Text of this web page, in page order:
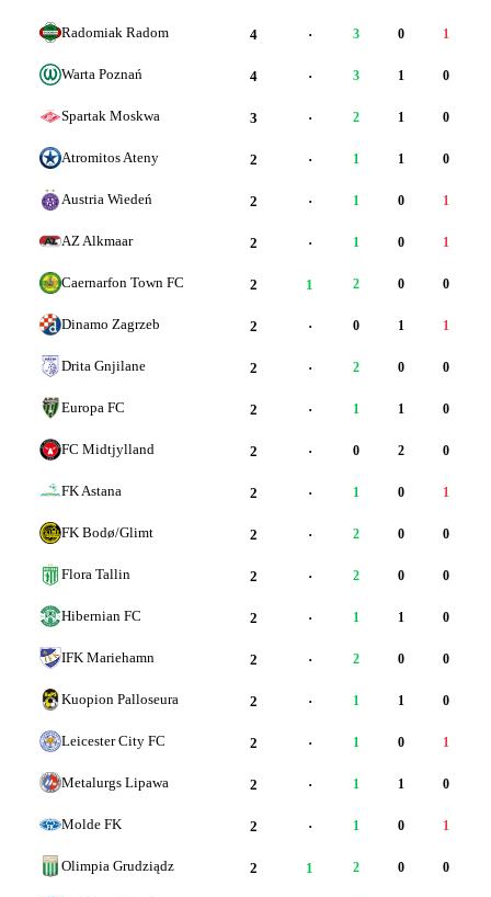
Radomiak Radom 4 · 3 0 1
Warta Poznań 4 · 3 1 0
Spartak Moskwa 3 · 2 1 0
Atromitos Ateny 2 · 1 1 0
Austria Wiedeń 2 · 1 0 1
AZ Alkmaar 2 · 1 0 1
Caernarfon Town FC 2 1 2 0 0
Dinamo Zagrzeb 2 · 0 1 1
Drita Gnjilane 2 · 2 0 0
Europa FC 2 · 1 1 0
FC Midtjylland 2 · 0 2 0
FK Astana 2 · 1 0 1
FK Bodø/Glimt 2 · 2 0 0
Flora Tallin 2 · 2 0 0
Hibernian FC 2 · 1 1 0
IFK Mariehamn 2 · 2 0 0
Kuopion Palloseura 2 · 1 1 0
Leicester City FC 2 · 1 0 1
Metalurgs Lipawa 2 · 1 1 0
Molde FK 2 · 1 0 1
Olimpia Grudziądz 2 1 2 0 0